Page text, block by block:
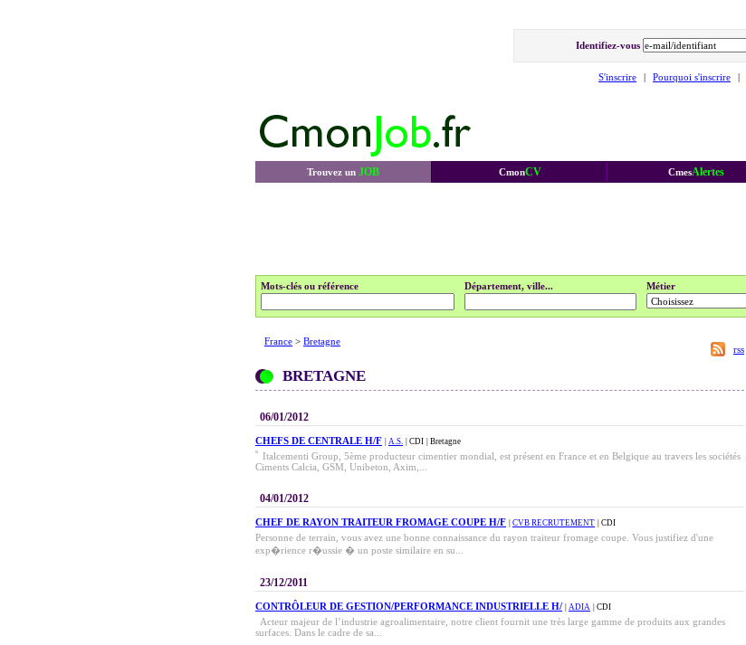
Identifiez-vous
S'inscrire | Pourquoi s'inscrire |
Trouvez un JOB CmonCV CmesAlertes
Mots-clés ou référence Département, ville... Métier
rss
France > Bretagne
BRETAGNE
06/01/2012
CHEFS DE CENTRALE H/F A.S. | CDI | Bretagne
Italcementi Group, 5ème producteur cimentier mondial, est présent en France et en Belgique au travers les sociétés
Ciments Calcia, GSM, Unibeton, Axim,...
04/01/2012
CHEF DE RAYON TRAITEUR FROMAGE COUPE H/F CVB RECRUTEMENT | CDI
Personne de terrain, vous avez une bonne connaissance du rayon traiteur fromage coupe. Vous justifiez d'une
exp�rience r�ussie � un poste similaire en su...
23/12/2011
CONTRÔLEUR DE GESTION/PERFORMANCE INDUSTRIELLE H/ ADIA | CDI
Acteur majeur de l’industrie agroalimentaire, notre client fournit une très large gamme de produits aux grandes
surfaces. Dans le cadre de sa...